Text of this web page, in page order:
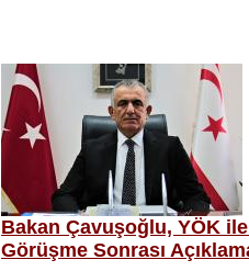
Bakan Çavuşoğlu, YÖK ile
Görüşme Sonrası